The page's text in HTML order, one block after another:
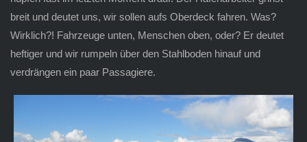
breit und deutet uns, wir sollen aufs Oberdeck fahren. Was?
Wirklich?! Fahrzeuge unten, Menschen oben, oder? Er deutet
heftiger und wir rumpeln über den Stahlboden hinauf und
verdrängen ein paar Passagiere.